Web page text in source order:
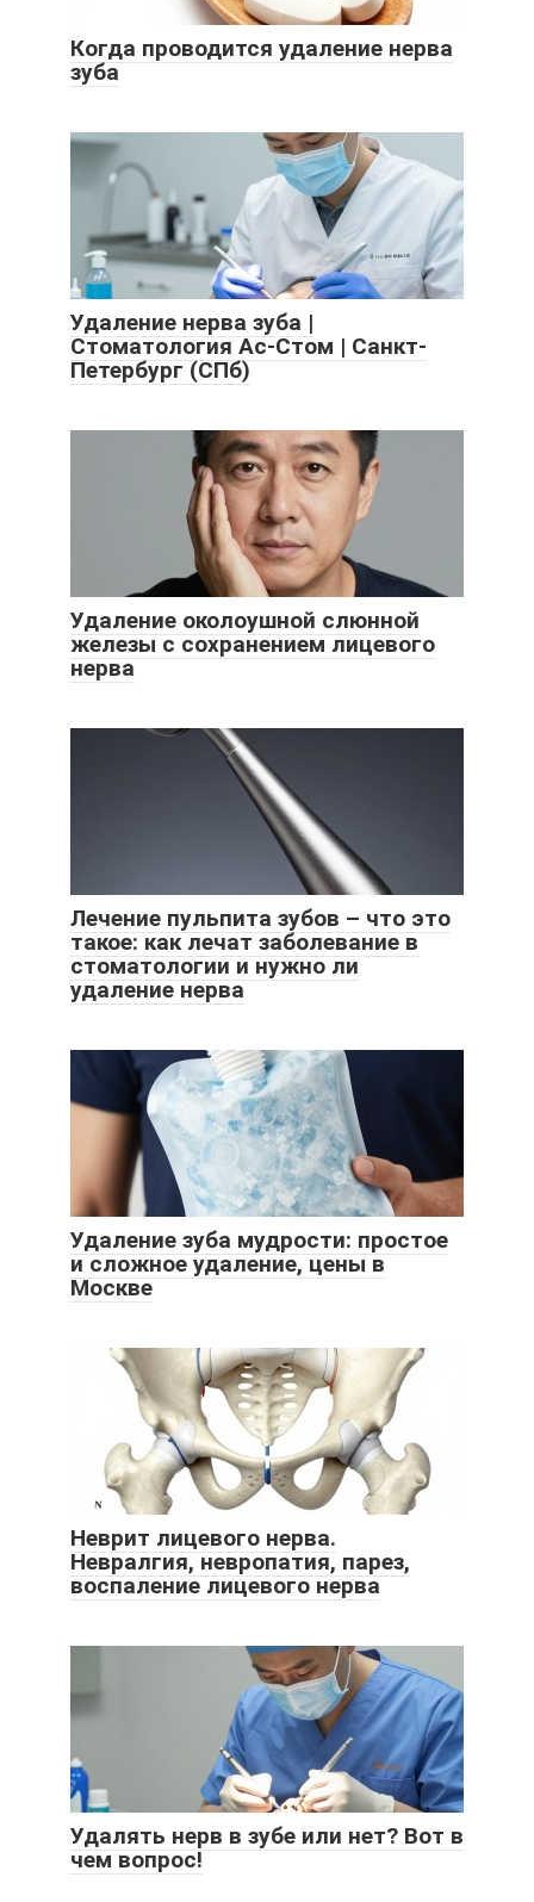
Когда проводится удаление нерва
зуба
Удаление нерва зуба |
Стоматология Ас-Стом | Санкт-
Петербург (СПб)
Удаление околоушной слюнной
железы с сохранением лицевого
нерва
Лечение пульпита зубов – что это
такое: как лечат заболевание в
стоматологии и нужно ли
удаление нерва
Удаление зуба мудрости: простое
и сложное удаление, цены в
Москве
Неврит лицевого нерва.
Невралгия, невропатия, парез,
воспаление лицевого нерва
Удалять нерв в зубе или нет? Вот в
чем вопрос!